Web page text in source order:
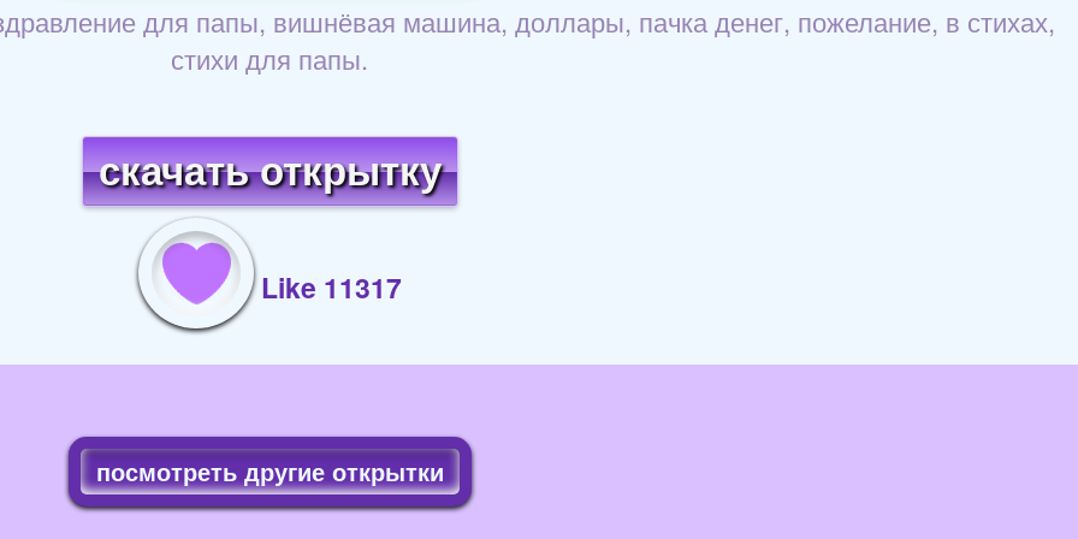
для папы, вишнёвая машина, доллары, пачка денег, пожелание, в стихах,
стихи для папы.
скачать открытку
Like 11317
посмотреть другие открытки